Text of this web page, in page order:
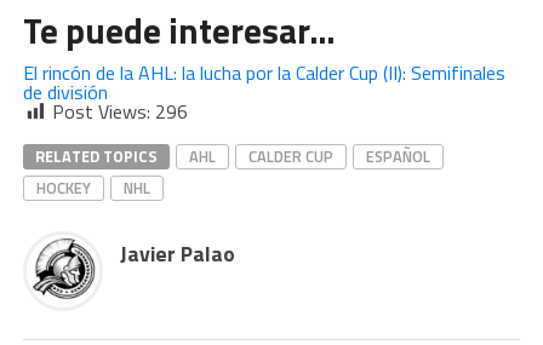
Te puede interesar…
El rincón de la AHL: la lucha por la Calder Cup (II): Semifinales
de división
Post Views: 296
RELATED TOPICS AHL CALDER CUP
ESPAÑOL
HOCKEY
NHL
Javier Palao